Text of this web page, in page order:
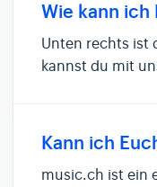
Wie kann ich
Unten rechts ist
kannst du mit
Tage. Solltest
Kann ich
music.ch ist ein